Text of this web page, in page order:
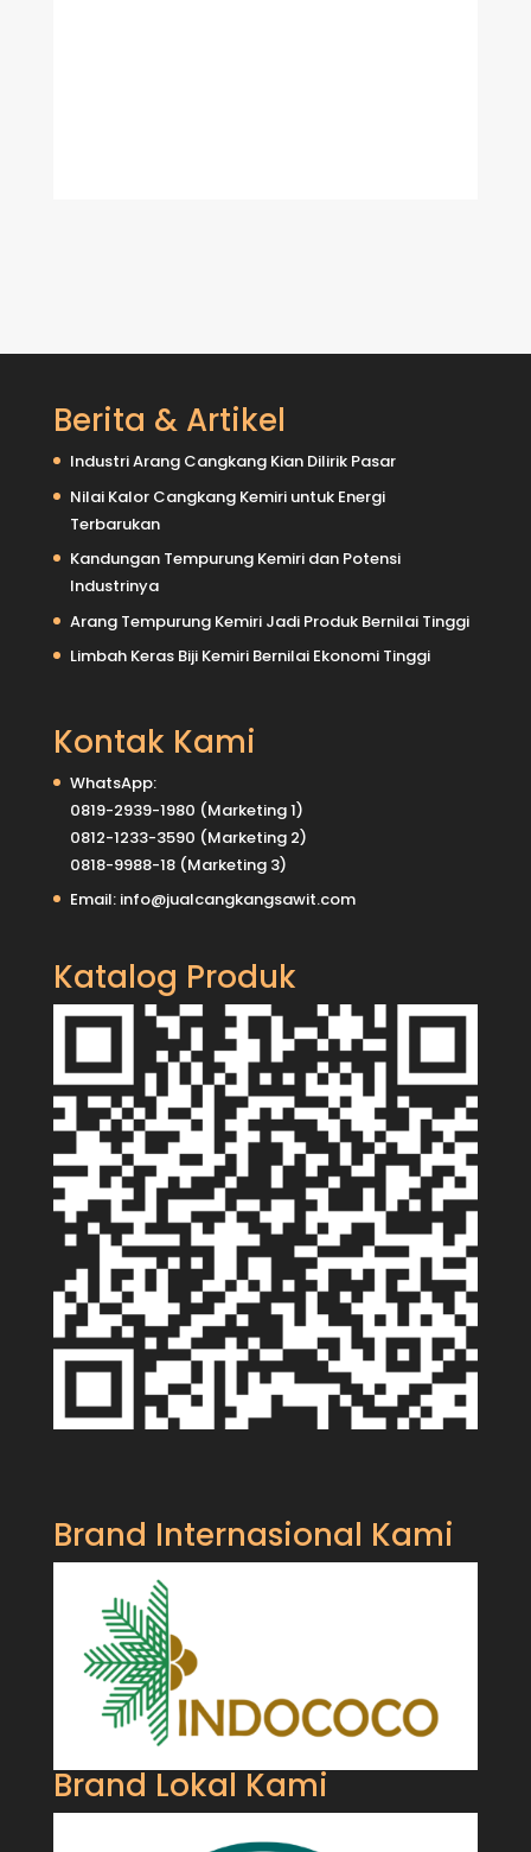
Berita & Artikel
Industri Arang Cangkang Kian Dilirik Pasar
Nilai Kalor Cangkang Kemiri untuk Energi
Terbarukan
Kandungan Tempurung Kemiri dan Potensi
Industrinya
Arang Tempurung Kemiri Jadi Produk Bernilai Tinggi
Limbah Keras Biji Kemiri Bernilai Ekonomi Tinggi
Kontak Kami
WhatsApp:
0819-2939-1980 (Marketing 1)
0812-1233-3590 (Marketing 2)
0818-9988-18(Marketing 3)
Email: info@jualcangkangsawit.com
Katalog Produk
Brand Internasional Kami
Brand Lokal Kami